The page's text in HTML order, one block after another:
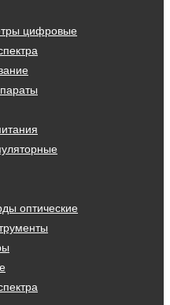
цифровые
оптические